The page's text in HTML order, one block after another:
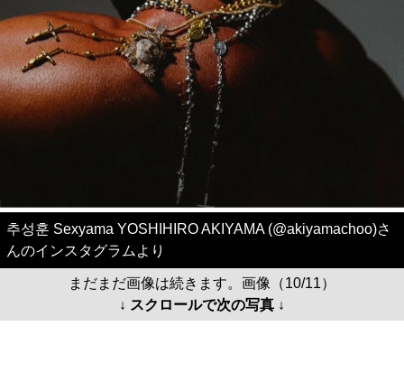
추성훈 Sexyama YOSHIHIRO AKIYAMA (@akiyamachoo)さ
んのインスタグラムより
まだまだ画像は続きます。画像（10/11）
↓ スクロールで次の写真 ↓